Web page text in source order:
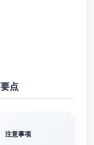
点
注意事项